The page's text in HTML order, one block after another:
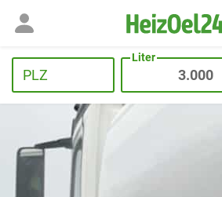
PLZ
Liter